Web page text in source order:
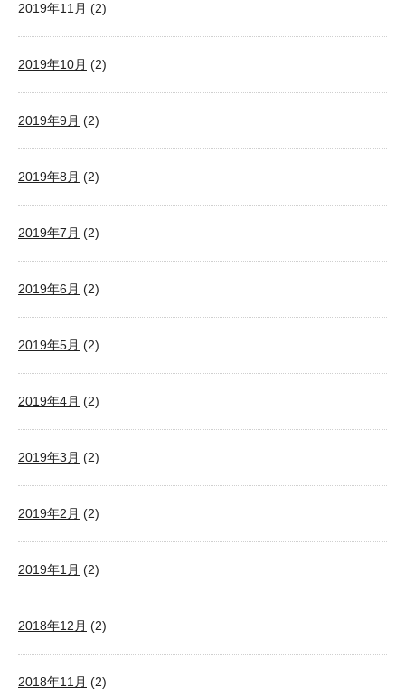
2019年11月 (2)
2019年10月 (2)
2019年9月 (2)
2019年8月 (2)
2019年7月 (2)
2019年6月 (2)
2019年5月 (2)
2019年4月 (2)
2019年3月 (2)
2019年2月 (2)
2019年1月 (2)
2018年12月 (2)
2018年11月 (2)